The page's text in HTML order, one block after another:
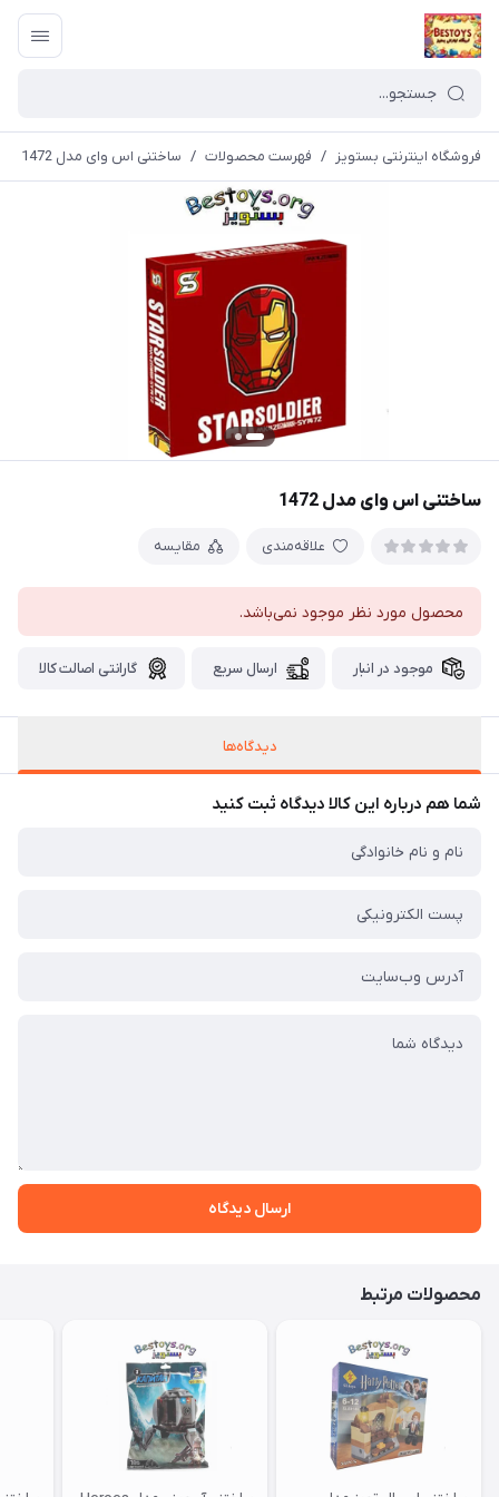
فروشگاه اینترنتی بستویز / فهرست محصولات / ساختنی اس وای مدل 1472
ساختنی اس وای مدل 1472
علاقه‌مندی مقایسه
محصول مورد نظر موجود نمی‌باشد.
موجود در انبار ارسال سریع گارانتی اصالت کالا
دیدگاه‌ها
شما هم درباره این کالا دیدگاه ثبت کنید
ارسال دیدگاه
محصولات مرتبط